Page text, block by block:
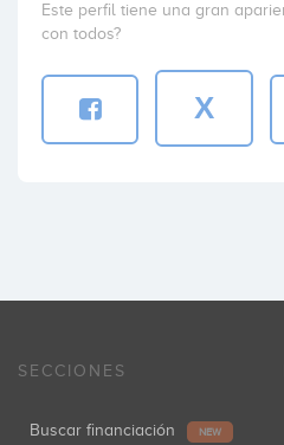
Este perfil tiene una gran
con todos?
X
SECCIONES
Buscar financiación NEW